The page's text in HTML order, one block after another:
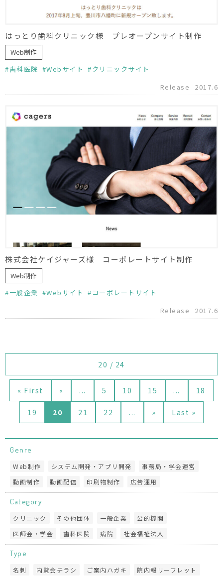
はっとり歯科クリニック様 プレオープンサイト制作
Web制作
歯科医院
Webサイト
クリニックサイト
Release
2017.6
株式会社ケイジャーズ様 コーポレートサイト制作
Web制作
一般企業
Webサイト
コーポレートサイト
Release
2017.6
20 / 24
« First « ... 5 10 15 ... 18
19 20 21 22 ... » Last »
Genre
Web制作 システム開発・アプリ開発
事務局・学会運営
動画制作
動画配信 印刷物制作 広告運用
Category
クリニック その他団体 一般企業
公的機関
医師会・学会
歯科医院 病院 社会福祉法人
Type
名刺 内覧会チラシ ご案内ハガキ
院内報リーフレット